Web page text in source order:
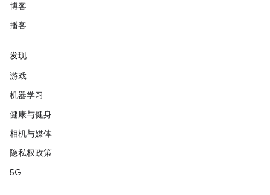
博客
播客
发现
游戏
机器学习
健康与健身
相机与媒体
隐私权政策
5G